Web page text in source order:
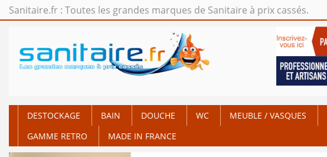
Sanitaire.fr : Toutes les grandes marques de Sanitaire à prix cassés.
DESTOCKAGE BAIN DOUCHE WC MEUBLE / VASQUES
GAMME RETRO
MADE IN FRANCE